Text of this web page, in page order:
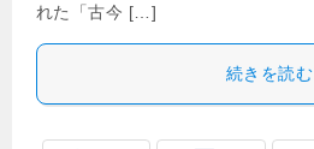
れた「古今 […]
続きを読む